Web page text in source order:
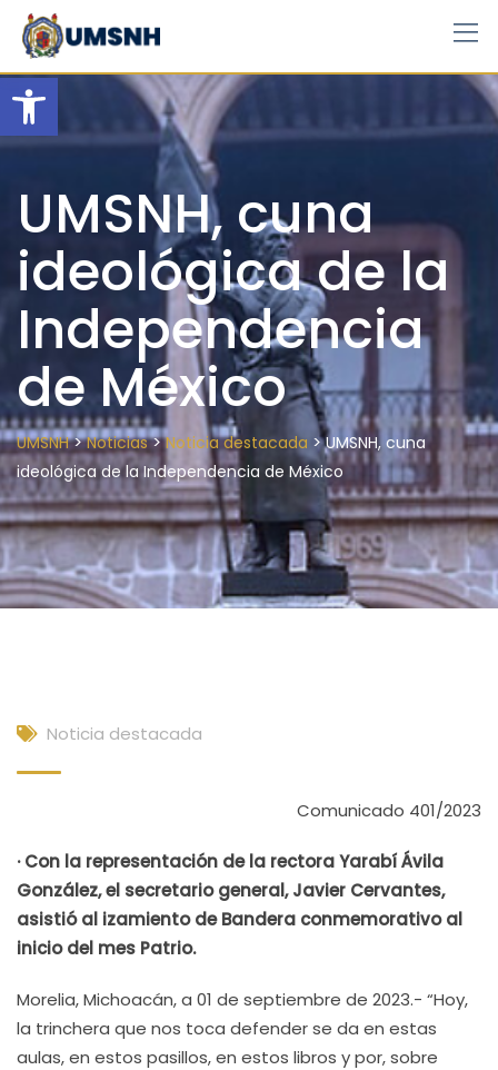
Open toolbar
Skip
content
UMSNH, cuna
ideológica de la
Independencia
de México
UMSNH>Noticias>Noticia destacada >UMSNH, cuna
ideológica de la Independencia de México
Noticia destacada
Comunicado 401/2023
· Con la representación de la rectora Yarabí Ávila
González, el secretario general, Javier Cervantes,
asistió al izamiento de Bandera conmemorativo al
inicio del mes Patrio.
Morelia, Michoacán, a 01 de septiembre de 2023.- “Hoy,
la trinchera que nos toca defender se da en estas
aulas, en estos pasillos, en estos libros y por, sobre